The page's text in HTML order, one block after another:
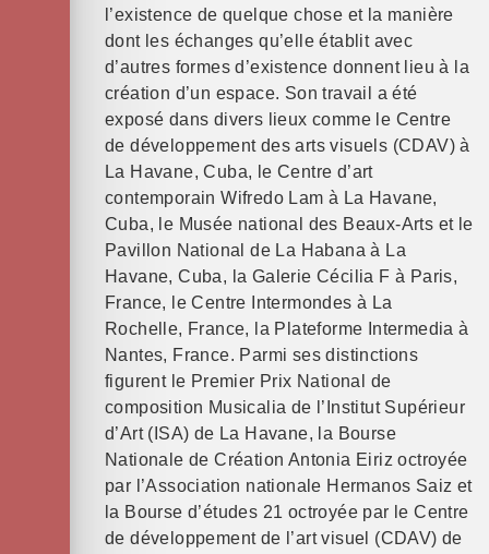
l’existence de quelque chose et la manière
dont les échanges qu’elle établit avec
d’autres formes d’existence donnent lieu à la
création d’un espace. Son travail a été
exposé dans divers lieux comme le Centre
de développement des arts visuels (CDAV) à
La Havane, Cuba, le Centre d’art
contemporain Wifredo Lam à La Havane,
Cuba, le Musée national des Beaux-Arts et le
Pavillon National de La Habana à La
Havane, Cuba, la Galerie Cécilia F à Paris,
France, le Centre Intermondes à La
Rochelle, France, la Plateforme Intermedia à
Nantes, France. Parmi ses distinctions
figurent le Premier Prix National de
composition Musicalia de l’Institut Supérieur
d’Art (ISA) de La Havane, la Bourse
Nationale de Création Antonia Eiriz octroyée
par l’Association nationale Hermanos Saiz et
la Bourse d’études 21 octroyée par le Centre
de développement de l’art visuel (CDAV) de